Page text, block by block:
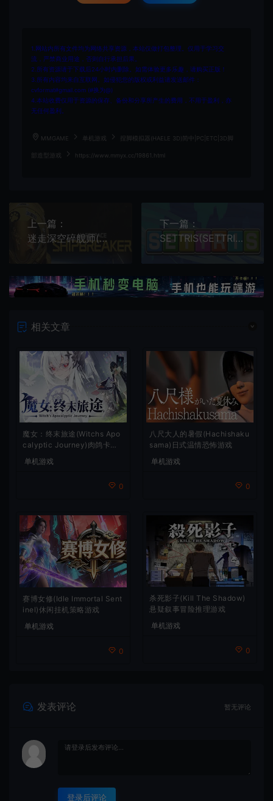
1.网站内所有文件均为网络共享资源，本站仅做打包整理。仅用于学习交
流，严禁商业用途，否则自行承担后果。
2.所有资源请于下载后24小时内删除。如需体验更多乐趣，请购买正版！
3.所有内容均来自互联网。如侵犯您的版权或利益请发送邮件：
cvformat#gmail.com (#换为@)
4.本站收费仅用于资源的保存、备份和分享所产生的费用，不用于盈利，亦
无任何盈利。
MMGAME 单机游戏 捏脚模拟器(HAELE 3D)简中|PC|ETC|3D脚
部造型游戏 https://www.mmyx.cc/19861.html
上一篇：
迷走深空碎舰师(Hardspace Shipbreaker)太空科幻沙盒回收游戏|下载
下一篇：
SETTRIS(SETTRIS)简中|PC|PUZ|方块式拼图益智休闲游戏
相关文章
魔女：终末旅途(Witchs Apo
calyptic Journey)肉鸽卡牌
单机游戏
0
八尺大人的暑假(Hachishaku
sama)日式温情恐怖游戏
单机游戏
0
赛博女修(Idle Immortal Sent
inel)休闲挂机策略游戏
单机游戏
0
杀死影子(Kill The Shadow)
悬疑叙事冒险推理游戏
单机游戏
0
发表评论 暂无评论
登录后评论